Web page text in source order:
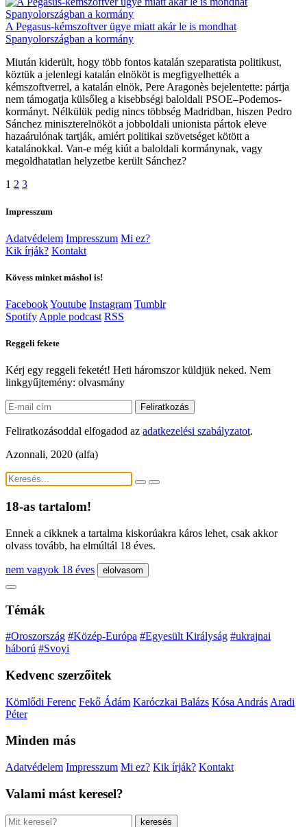
A Pegasus-kémszoftver ügye miatt akár le is mondhat
Spanyolországban a kormány
Miután kiderült, hogy több fontos katalán szeparatista politikust,
köztük a jelenlegi katalán elnököt is megfigyelhették a
kémszoftverrel, a katalán elnök, Pere Aragonès bejelentette: pártja
nem támogatja külsőleg a kisebbségi baloldali PSOE–Podemos-
kormányt. Nélkülük pedig nincs többség Madridban, hiszen Pedro
Sánchez miniszterelnököt a jobboldali unionista pártok eleve
hazaárulónak tartják, amiért politikai szövetséget kötött a
katalánokkal. Van-e még kiút a baloldali kormánynak, vagy
megoldhatatlan helyzetbe került Sánchez?
1 2 3
Impresszum
Adatvédelem Impresszum Mi ez?
Kik írják? Kontakt
Kövess minket máshol is!
FacebookYoutube Instagram Tumblr
Spotify Apple podcast RSS
Reggeli fekete
Kérj egy reggeli feketét! Heti háromszor küldjük neked. Nem
linkgyűjtemény: olvasmány
Feliratkozás
Feliratkozásoddal elfogadod az adatkezelési szabályzatot.
Azonnali, 2020 (alfa)
18-as tartalom!
Ennek a cikknek a tartalma kiskorúakra káros lehet, csak akkor
olvass tovább, ha elmúltál 18 éves.
nem vagyok 18 éves elolvasom
Témák
#Oroszország #Közép-Európa #Egyesült Királyság #ukrajnai
háború #Svoyi
Kedvenc szerzőitek
Kömlődi Ferenc Fekő Ádám Karóczkai Balázs Kósa András Aradi
Péter
Minden más
Adatvédelem Impresszum Mi ez? Kik írják? Kontakt
Valami mást keresel?
keresés